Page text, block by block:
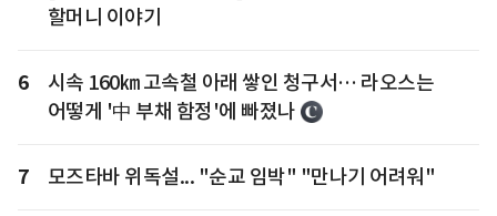
할머니 이야기
6
시속 160㎞ 고속철 아래 쌓인 청구서… 라오스는
어떻게 '中 부채 함정'에 빠졌나
7 모즈타바 위독설... "순교 임박" "만나기 어려워"